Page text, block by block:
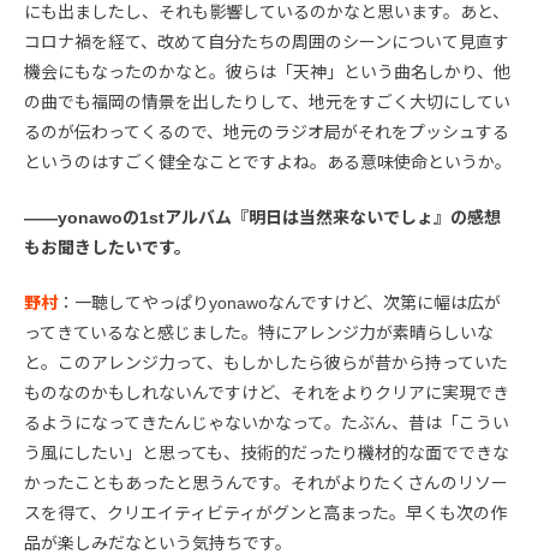
にも出ましたし、それも影響しているのかなと思います。あと、
コロナ禍を経て、改めて自分たちの周囲のシーンについて見直す
機会にもなったのかなと。彼らは「天神」という曲名しかり、他
の曲でも福岡の情景を出したりして、地元をすごく大切にしてい
るのが伝わってくるので、地元のラジオ局がそれをプッシュする
というのはすごく健全なことですよね。ある意味使命というか。
――yonawoの1stアルバム『明日は当然来ないでしょ』の感想
もお聞きしたいです。
野村：一聴してやっぱりyonawoなんですけど、次第に幅は広が
ってきているなと感じました。特にアレンジ力が素晴らしいな
と。このアレンジ力って、もしかしたら彼らが昔から持っていた
ものなのかもしれないんですけど、それをよりクリアに実現でき
るようになってきたんじゃないかなって。たぶん、昔は「こうい
う風にしたい」と思っても、技術的だったり機材的な面でできな
かったこともあったと思うんです。それがよりたくさんのリソー
スを得て、クリエイティビティがグンと高まった。早くも次の作
品が楽しみだなという気持ちです。